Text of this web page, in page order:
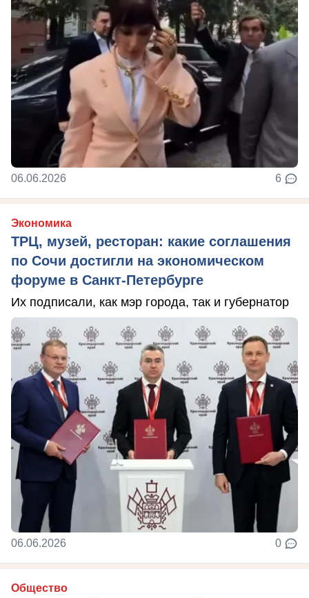
06.06.2026 6
Экономика
ТРЦ, музей, ресторан: какие соглашения
по Сочи достигли на экономическом
форуме в Санкт-Петербурге
Их подписали, как мэр города, так и губернатор
06.06.2026 0
Общество